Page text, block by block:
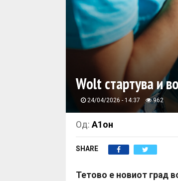
Wolt стартува и
24/04/2026 - 14:37 962
Од: А1он
SHARE
Тетово е новиот град